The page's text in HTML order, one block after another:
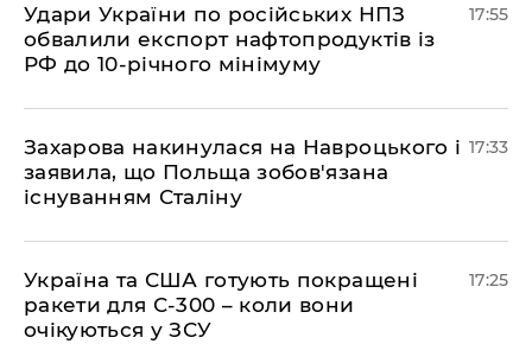
​Удари України по російських НПЗ
обвалили експорт нафтопродуктів із
РФ до 10-річного мінімуму
17:55
​Захарова накинулася на Навроцького і
заявила, що Польща зобов'язана
існуванням Сталіну
17:33
​Україна та США готують покращені
ракети для С-300 – коли вони
очікуються у ЗСУ
17:25